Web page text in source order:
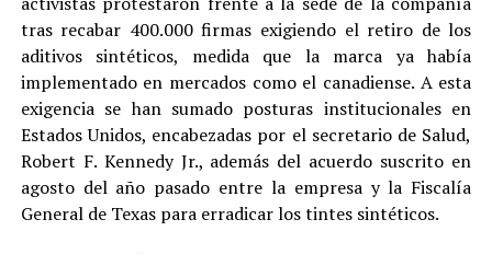
tras recabar 400.000 firmas exigiendo el retiro de los
aditivos sintéticos, medida que la marca ya había
implementado en mercados como el canadiense. A esta
exigencia se han sumado posturas institucionales en
Estados Unidos, encabezadas por el secretario de Salud,
Robert F. Kennedy Jr., además del acuerdo suscrito en
agosto del año pasado entre la empresa y la Fiscalía
General de Texas para erradicar los tintes sintéticos.